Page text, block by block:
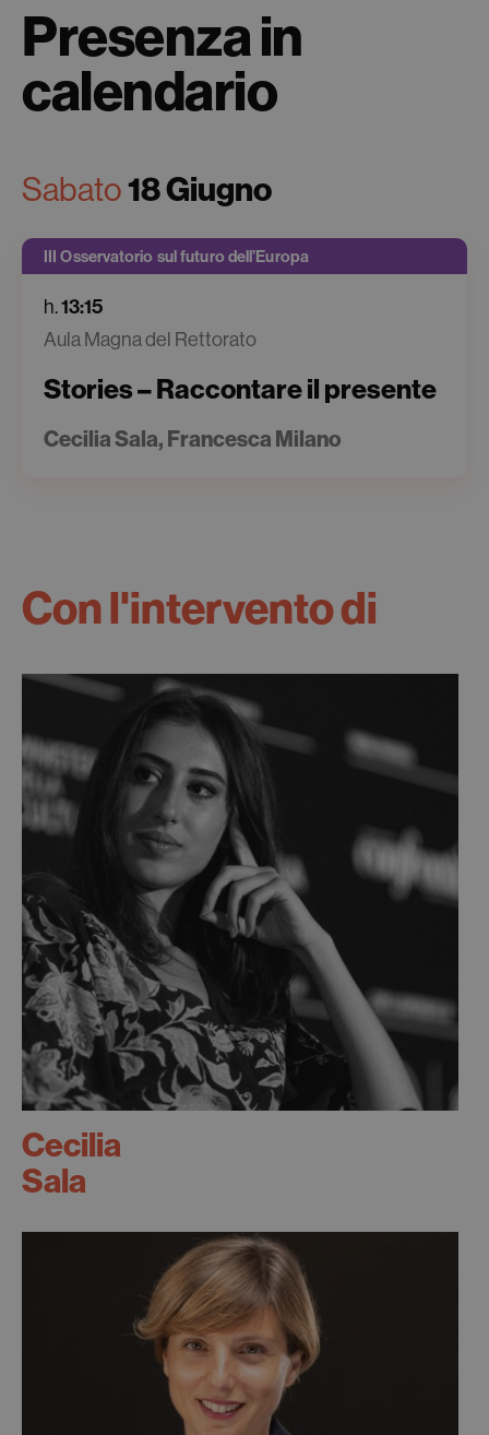
Presenza in
calendario
Sabato18 Giugno
III Osservatorio sul futuro dell’Europa
h.13:15
Aula Magna del Rettorato
Stories – Raccontare il presente
Cecilia Sala, Francesca Milano
Con l'intervento di
Cecilia
Sala